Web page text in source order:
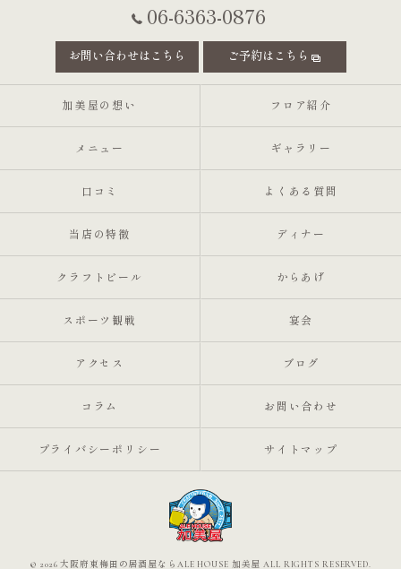
06-6363-0876
お問い合わせはこちら ご予約はこちら
加美屋の想い フロア紹介
メニュー ギャラリー
口コミ よくある質問
当店の特徴 ディナー
クラフトビール からあげ
スポーツ観戦 宴会
アクセス ブログ
コラム お問い合わせ
プライバシーポリシー サイトマップ
© 2026 大阪府東梅田の居酒屋ならALE HOUSE 加美屋 ALL RIGHTS RESERVED.